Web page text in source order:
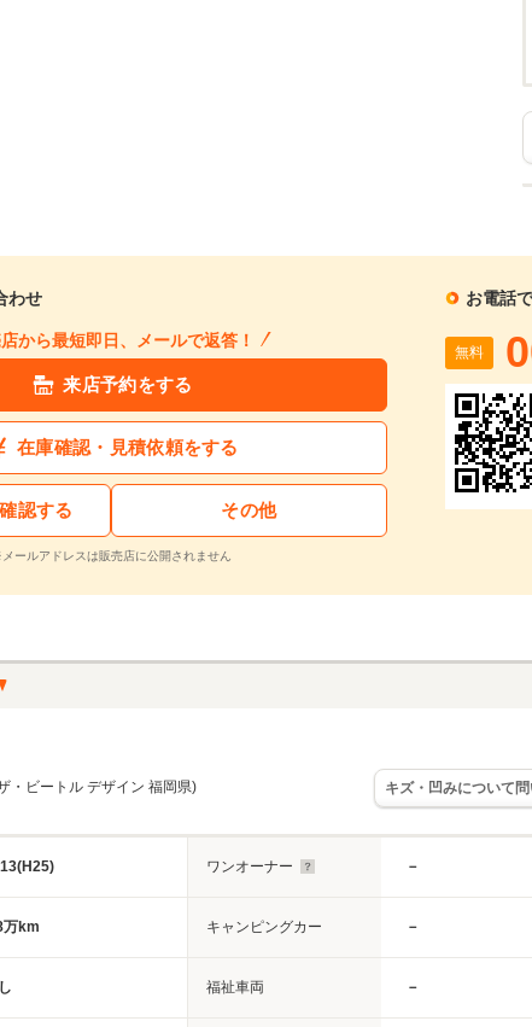
わせ
から最短即日、メールで返答！
来店予約をする
在庫確認・見積依頼をする
認する その他
ールアドレスは販売店に公開されません
お電話
無料
・ビートル デザイン 福岡県) キズ・凹みについて
ワンオーナー －
万km キャンピングカー －
福祉車両 －